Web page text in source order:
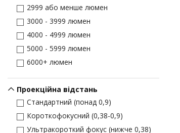
2999 або менше люмен
3000 - 3999 люмен
4000 - 4999 люмен
5000 - 5999 люмен
6000+ люмен
Проекційна відстань
Стандартний (понад 0,9)
Короткофокусний (0,38-0,9)
Ультракороткий фокус (нижче 0,38)